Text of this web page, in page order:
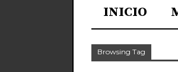
INICIO
Browsing Tag